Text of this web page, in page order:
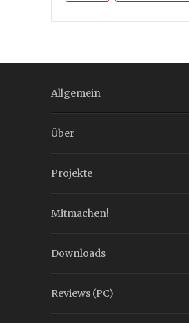
Allgemein
Über
Projekte
Mitmachen!
Downloads
Reviews (PC)